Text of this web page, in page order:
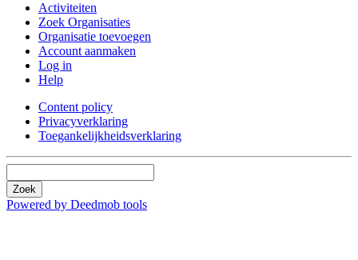
Activiteiten
Zoek Organisaties
Organisatie toevoegen
Account aanmaken
Log in
Help
Content policy
Privacyverklaring
Toegankelijkheidsverklaring
Zoek
Powered by Deedmob tools